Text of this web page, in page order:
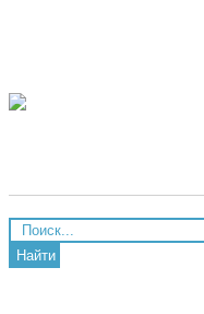
Найти